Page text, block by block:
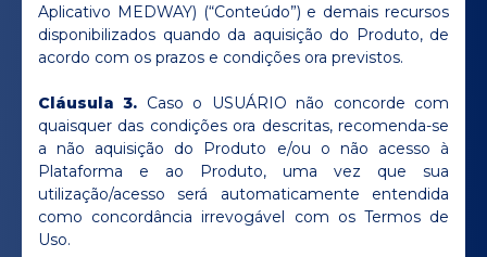
Aplicativo MEDWAY) (“Conteúdo”) e demais recursos
disponibilizados quando da aquisição do Produto, de
acordo com os prazos e condições ora previstos.
Cláusula 3. Caso o USUÁRIO não concorde com
quaisquer das condições ora descritas, recomenda-se
a não aquisição do Produto e/ou o não acesso à
Plataforma e ao Produto, uma vez que sua
utilização/acesso será automaticamente entendida
como concordância irrevogável com os Termos de
Uso.